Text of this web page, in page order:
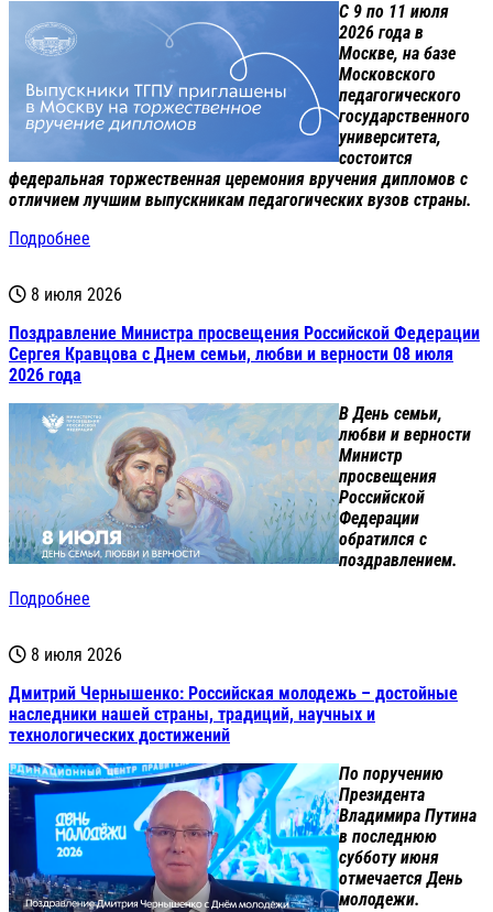
С 9 по 11 июля
2026 года в
Москве, на базе
Московского
педагогического
государственного
университета,
состоится
федеральная торжественная церемония вручения дипломов с
отличием лучшим выпускникам педагогических вузов страны.
Подробнее
8 июля 2026
Поздравление Министра просвещения Российской Федерации
Сергея Кравцова с Днем семьи, любви и верности 08 июля
2026 года
В День семьи,
любви и верности
Министр
просвещения
Российской
Федерации
обратился с
поздравлением.
Подробнее
8 июля 2026
Дмитрий Чернышенко: Российская молодежь – достойные
наследники нашей страны, традиций, научных и
технологических достижений
По поручению
Президента
Владимира Путина
в последнюю
субботу июня
отмечается День
молодежи.